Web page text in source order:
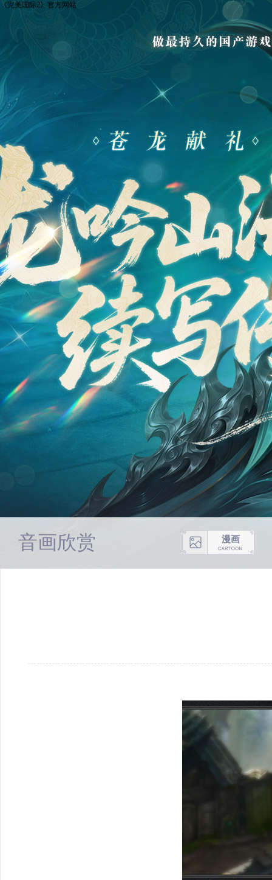
《完美国际2》官方网站
音画欣赏 漫画